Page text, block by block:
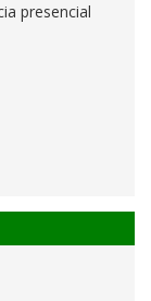
presencial